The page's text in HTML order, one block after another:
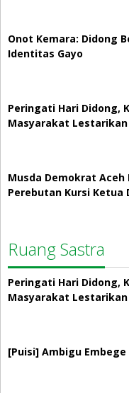
Onot Kemara: Didong
Identitas Gayo
Peringati Hari Didong,
Masyarakat Lestarikan
Musda Demokrat Aceh
Perebutan Kursi Ketua
Ruang Sastra
Peringati Hari Didong,
Masyarakat Lestarikan
[Puisi] Ambigu Embege